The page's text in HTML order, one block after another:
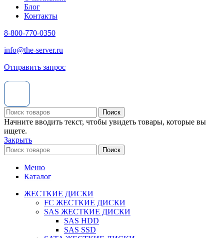
Блог
Контакты
8-800-770-0350
info@the-server.ru
Отправить запрос
Поиск
Начните вводить текст, чтобы увидеть товары, которые вы
ищете.
Закрыть
Поиск
Меню
Каталог
ЖЕСТКИЕ ДИСКИ
FC ЖЕСТКИЕ ДИСКИ
SAS ЖЕСТКИЕ ДИСКИ
SAS HDD
SAS SSD